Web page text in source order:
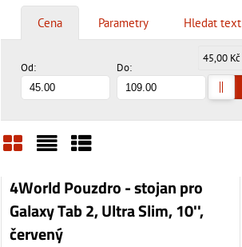
Cena Parametry Hledat text
Od: Do:
45,00 Kč
Mřížka
4World Pouzdro - stojan pro
Galaxy Tab 2, Ultra Slim, 10'',
červený